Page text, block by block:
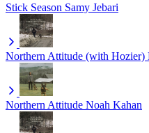
Stick Season Samy Jebari
Northern Attitude (with Hozier)
Northern Attitude Noah Kahan